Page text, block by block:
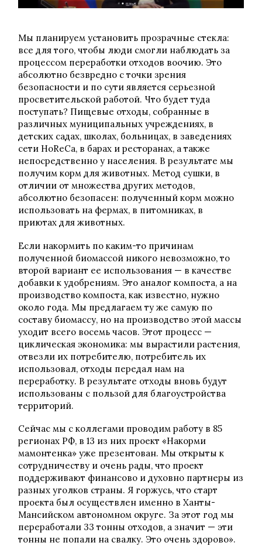
Мы планируем установить прозрачные стекла:
все для того, чтобы люди смогли наблюдать за
процессом переработки отходов воочию. Это
абсолютно безвредно с точки зрения
безопасности и по сути является серьезной
просветительской работой. Что будет туда
поступать? Пищевые отходы, собранные в
различных муниципальных учреждениях, в
детских садах, школах, больницах, в заведениях
сети HoReCa, в барах и ресторанах, а также
непосредственно у населения. В результате мы
получим корм для животных. Метод сушки, в
отличии от множества других методов,
абсолютно безопасен: полученный корм можно
использовать на фермах, в питомниках, в
приютах для животных.
Если накормить по каким-то причинам
полученной биомассой никого невозможно, то
второй вариант ее использования — в качестве
добавки к удобрениям. Это аналог компоста, а на
производство компоста, как известно, нужно
около года. Мы предлагаем ту же самую по
составу биомассу, но на производство этой массы
уходит всего восемь часов. Этот процесс —
циклическая экономика: мы вырастили растения,
отвезли их потребителю, потребитель их
использовал, отходы передал нам на
переработку. В результате отходы вновь будут
использованы с пользой для благоустройства
территорий.
Сейчас мы с коллегами проводим работу в 85
регионах РФ, в 13 из них проект «Накорми
мамонтенка» уже презентован. Мы открыты к
сотрудничеству и очень рады, что проект
поддерживают финансово и духовно партнеры из
разных уголков страны. Я горжусь, что старт
проекта был осуществлен именно в Ханты-
Мансийском автономном округе. За этот год мы
переработали 33 тонны отходов, а значит — эти
тонны не попали на свалку. Это очень здорово».